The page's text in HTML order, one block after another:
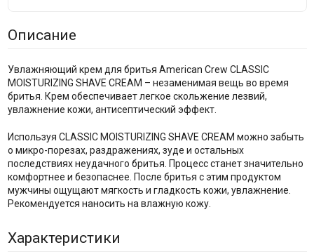
Описание
Увлажняющий крем для бритья American Crew CLASSIC
MOISTURIZING SHAVE CREAM – незаменимая вещь во время
бритья. Крем обеспечивает легкое скольжение лезвий,
увлажнение кожи, антисептический эффект.
Используя CLASSIC MOISTURIZING SHAVE CREAM можно забыть
о микро-порезах, раздражениях, зуде и остальных
последствиях неудачного бритья. Процесс станет значительно
комфортнее и безопаснее. После бритья с этим продуктом
мужчины ощущают мягкость и гладкость кожи, увлажнение.
Рекомендуется наносить на влажную кожу.
Характеристики